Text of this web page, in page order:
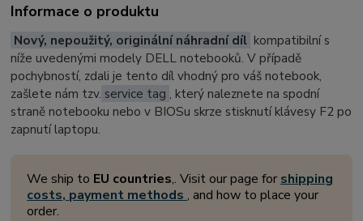
Informace o produktu
Nový, nepoužitý, originální náhradní díl kompatibilní s
níže uvedenými modely DELL notebooků. V případě
pochybností, zdali je tento díl vhodný pro váš notebook,
zašlete nám tzv. service tag , který naleznete na spodní
straně notebooku nebo v BIOSu skrze stisknutí klávesy F2 po
zapnutí laptopu.
We ship to EU countries,. Visit our page for shipping
costs, payment methods, and how to place your
order.